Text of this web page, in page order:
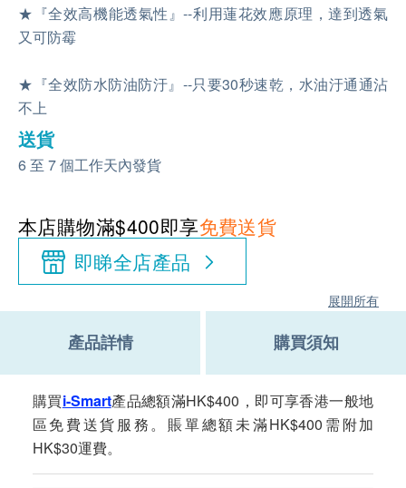
★『全效高機能透氣性』--利用蓮花效應原理，達到透氣
又可防霉
★『全效防水防油防汙』--只要30秒速乾，水油汙通通沾
不上
送貨
6 至 7 個工作天內發貨
本店購物滿$400即享免費送貨
即睇全店產品
展開所有
產品詳情 購買須知
購買i-Smart產品總額滿HK$400，即可享香港一般地
區免費送貨服務。賬單總額未滿HK$400需附加
HK$30運費。